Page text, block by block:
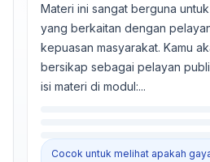
Materi ini sangat berguna
yang berkaitan dengan
kepuasan masyarakat. Kamu
bersikap sebagai pelayan
isi materi di modul:...
Cocok untuk melihat apakah